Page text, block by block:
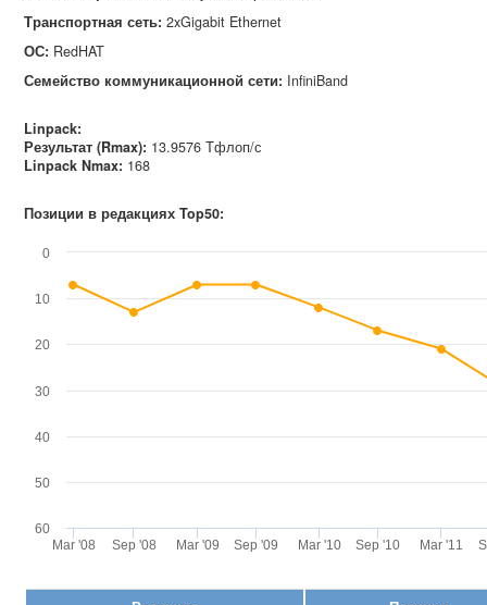
Транспортная сеть: 2xGigabit Ethernet
ОС: RedHAT
Семейство коммуникационной сети: InfiniBand
Linpack:
Результат (Rmax): 13.9576 Тфлоп/с
Linpack Nmax: 168
Позиции в редакциях Top50:
Mar '08 Sep '08 Mar '09 Sep '09 Mar '10 Sep '10 Mar '11
0
10
20
30
40
50
60